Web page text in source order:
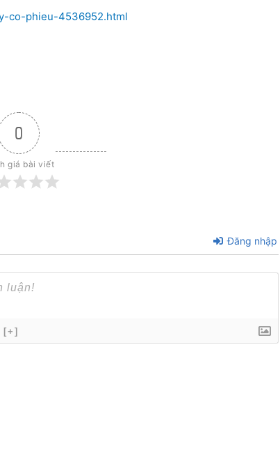
co-phieu-4536952.html
0
giá bài viết
Đăng nhập
[+]